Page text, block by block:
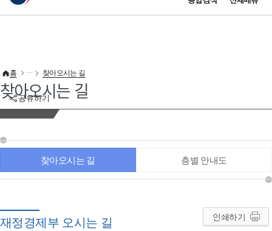
이 누리집은 대한민국 공식 전자정부 누리집입니다.
공유하기
홈 찾아오시는 길
찾아오시는 길
찾아오시는 길 층별 안내도
재정경제부 오시는 길 인쇄하기